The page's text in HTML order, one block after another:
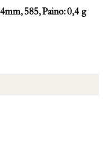
585, Paino: 0,4 g